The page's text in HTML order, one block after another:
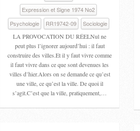
Expression et Signe 1974 No2
Psychologie
RR19742-09
Sociologie
LA PROVOCATION DU RÉELNul ne
peut plus l’ignorer aujourd’hui : il faut
construire des villes.Et il y faut vivre comme
il faut vivre dans ce que sont devenues les
villes d’hier.Alors on se demande ce qu’est
une ville, ce qu’est la ville. De quoi il
s’agit.C’est que la ville, pratiquement,…